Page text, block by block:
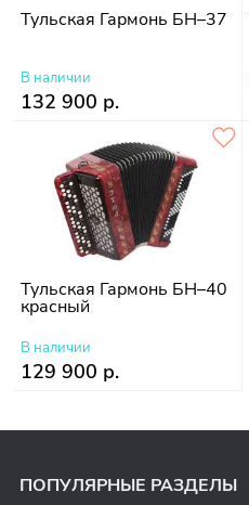
Тульская Гармонь БН–37
В наличии
132 900 р.
Тульская Гармонь БН–40
красный
В наличии
129 900 р.
ПОПУЛЯРНЫЕ РАЗДЕЛЫ